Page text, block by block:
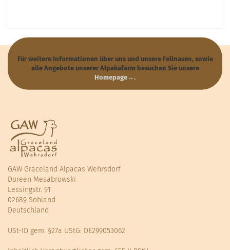
Für weitere Informationen über uns und unsere Fellnasen, sowie
alle Angebote unserer Alpakafarm besuchen Sie unsere
Homepage→.
GAW Graceland Alpacas Wehrsdorf
Doreen Mesabrowski
Lessingstr. 91
02689 Sohland
Deutschland
USt-ID gem. §27a UStG: DE299053062